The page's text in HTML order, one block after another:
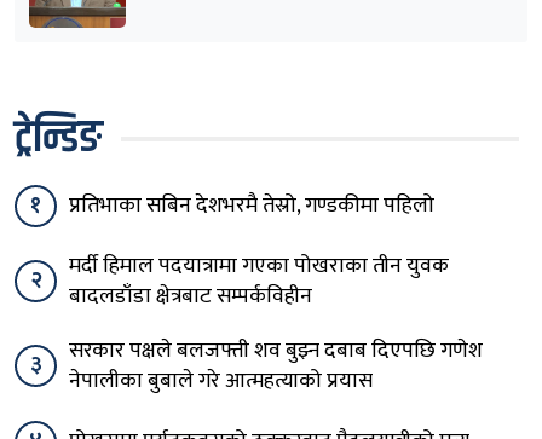
ट्रेन्डिङ
१ प्रतिभाका सबिन देशभरमै तेस्रो, गण्डकीमा पहिलो
२
मर्दी हिमाल पदयात्रामा गएका पोखराका तीन युवक
बादलडाँडा क्षेत्रबाट सम्पर्कविहीन
३
सरकार पक्षले बलजफ्ती शव बुझ्न दबाब दिएपछि गणेश
नेपालीका बुबाले गरे आत्महत्याको प्रयास